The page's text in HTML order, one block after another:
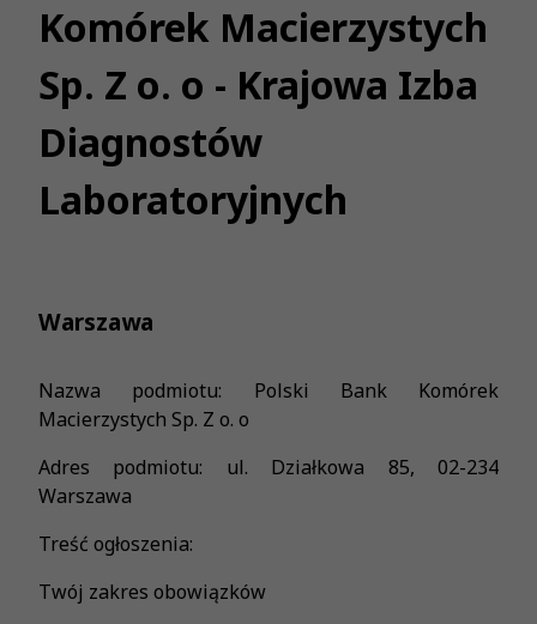
Komórek Macierzystych
Sp. Z o. o - Krajowa Izba
Diagnostów
Laboratoryjnych
Warszawa
Nazwa podmiotu: Polski Bank Komórek
Macierzystych Sp. Z o. o
Adres podmiotu: ul. Działkowa 85, 02-234
Warszawa
Treść ogłoszenia:
Twój zakres obowiązków